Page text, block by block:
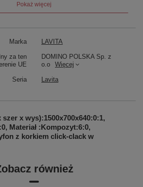
model wykonany z
odpornego na powstawanie rys i
się bakterii i osadu.Pogrubione
wytrzymałość produktu. Wanna
1500 BLACK MAT to
walorach estetycznych. Jeśli
wanny do swojej wymarzonej
postaw na model PIETRA 1500 z
Pokaż więcej
Marka LAVITA
za ten
UE
DOMINO POLSKA Sp. z
o.o
Więcej
Seria Lavita
szer x wys):1500x700x640:0:1,
Materiał :Kompozyt:6:0,
z korkiem click-clack w
również